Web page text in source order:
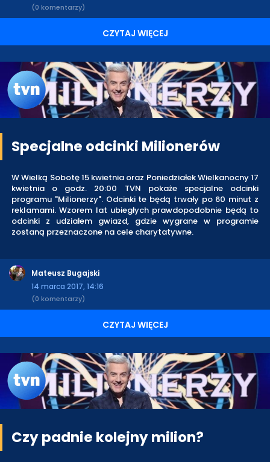
(0 komentarzy)
CZYTAJ WIĘCEJ
Specjalne odcinki Milionerów
W Wielką Sobotę 15 kwietnia oraz Poniedziałek Wielkanocny 17
kwietnia o godz. 20:00 TVN pokaże specjalne odcinki
programu "Milionerzy". Odcinki te będą trwały po 60 minut z
reklamami. Wzorem lat ubiegłych prawdopodobnie będą to
odcinki z udziałem gwiazd, gdzie wygrane w programie
zostaną przeznaczone na cele charytatywne.
Mateusz Bugajski
14 marca 2017, 14:16
(0 komentarzy)
CZYTAJ WIĘCEJ
Czy padnie kolejny milion?